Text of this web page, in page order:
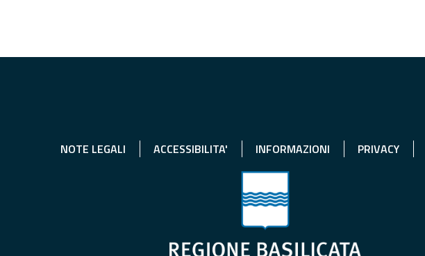
NOTE LEGALI ACCESSIBILITA' INFORMAZIONI PRIVACY